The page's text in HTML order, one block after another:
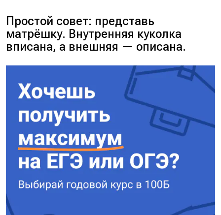
Простой совет: представь
матрёшку. Внутренняя куколка
вписана, а внешняя — описана.